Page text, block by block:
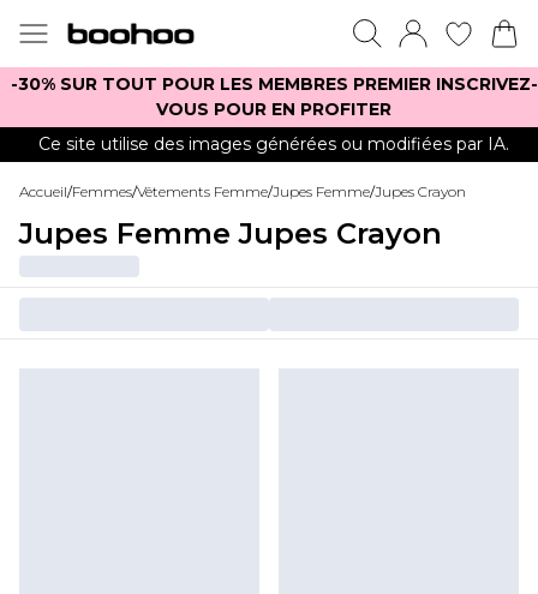
-30% SUR TOUT POUR LES MEMBRES PREMIER INSCRIVEZ-
VOUS POUR EN PROFITER
Ce site utilise des images générées ou modifiées par IA.
Accueil/Femmes/Vêtements Femme/Jupes Femme/Jupes Crayon
Jupes Femme Jupes Crayon